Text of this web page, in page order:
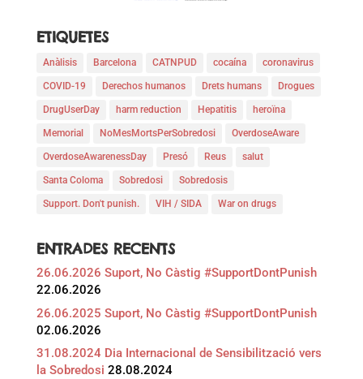
ETIQUETES
Anàlisis Barcelona CATNPUD cocaína coronavirus
COVID-19 Derechos humanos Drets humans Drogues
DrugUserDay harm reduction Hepatitis heroïna
Memorial NoMesMortsPerSobredosi OverdoseAware
OverdoseAwarenessDay Presó Reus salut
Santa Coloma Sobredosi Sobredosis
Support. Don't punish. VIH / SIDA War on drugs
ENTRADES RECENTS
26.06.2026 Suport, No Càstig #SupportDontPunish
22.06.2026
26.06.2025 Suport, No Càstig #SupportDontPunish
02.06.2026
31.08.2024 Dia Internacional de Sensibilització vers
la Sobredosi 28.08.2024